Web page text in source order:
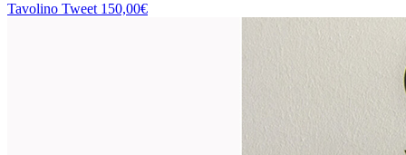
Tavolino Tweet 150,00€